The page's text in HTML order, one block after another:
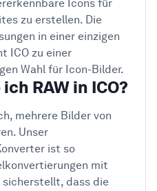
Icons für
zu erstellen. Die
in einer einzigen
ICO zu einer
Wahl für Icon-Bilder.
RAW in ICO?
mehrere Bilder von
Unser
ist so
mit
dass die